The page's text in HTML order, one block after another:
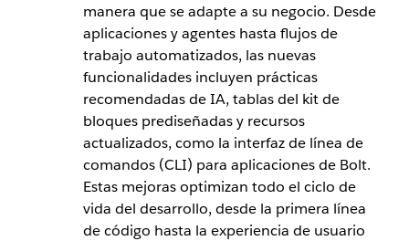
manera que se adapte a su negocio. Desde
aplicaciones y agentes hasta flujos de
trabajo automatizados, las nuevas
funcionalidades incluyen prácticas
recomendadas de IA, tablas del kit de
bloques prediseñadas y recursos
actualizados, como la interfaz de línea de
comandos (CLI) para aplicaciones de Bolt.
Estas mejoras optimizan todo el ciclo de
vida del desarrollo, desde la primera línea
de código hasta la experiencia de usuario